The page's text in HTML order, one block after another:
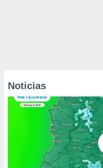
Noticias